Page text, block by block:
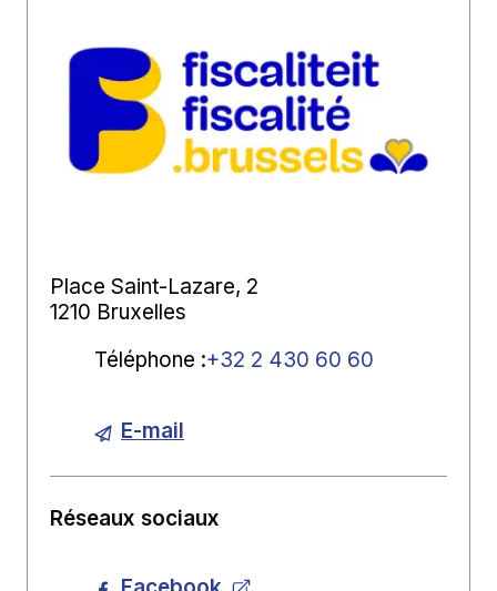
Place Saint-Lazare, 2
1210 Bruxelles
Téléphone :+32 2 430 60 60
E-mail
Réseaux sociaux